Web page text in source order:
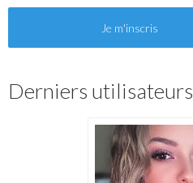
Derniers utilisateurs